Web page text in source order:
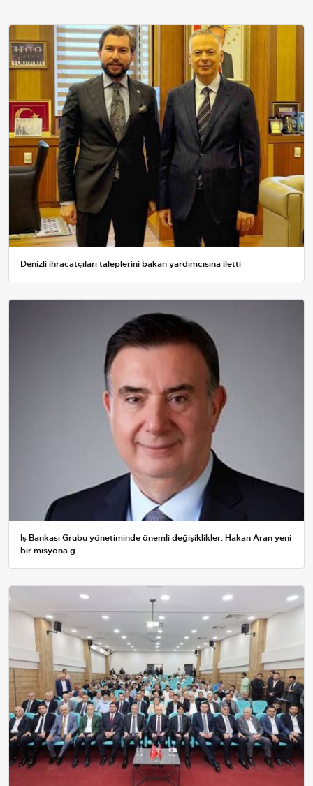
Denizli ihracatçıları taleplerini bakan yardımcısına iletti
İş Bankası Grubu yönetiminde önemli değişiklikler: Hakan Aran yeni
bir misyona g...